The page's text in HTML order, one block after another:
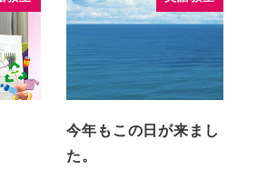
今年もこの日が来まし
た。